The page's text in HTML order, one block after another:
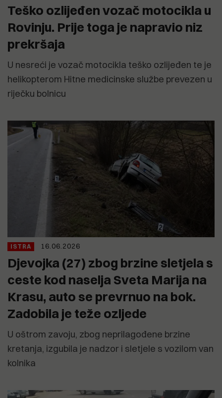
Teško ozlijeđen vozač motocikla u
Rovinju. Prije toga je napravio niz
prekršaja
U nesreći je vozač motocikla teško ozlijeđen te je
helikopterom Hitne medicinske službe prevezen u
riječku bolnicu
ISTRA 16.06.2026
Djevojka (27) zbog brzine sletjela s
ceste kod naselja Sveta Marija na
Krasu, auto se prevrnuo na bok.
Zadobila je teže ozljede
U oštrom zavoju, zbog neprilagođene brzine
kretanja, izgubila je nadzor i sletjele s vozilom van
kolnika